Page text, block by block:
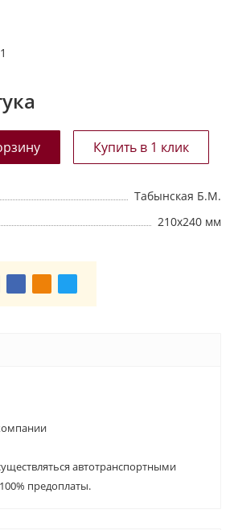
Табынская Б.М.
210х240 мм
автотранспортными
предоплаты.